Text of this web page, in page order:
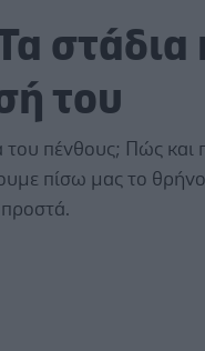
στάδια
του
του πένθους; Πώς και
πίσω μας το θρήνο